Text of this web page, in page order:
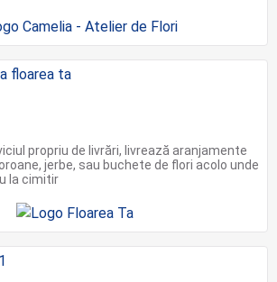
propriu de livrări, livrează aranjamente
jerbe, sau buchete de flori acolo unde
la cimitir